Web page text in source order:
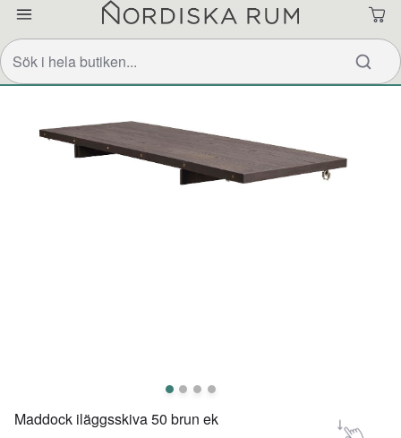
Maddock iläggsskiva 50 brun ek